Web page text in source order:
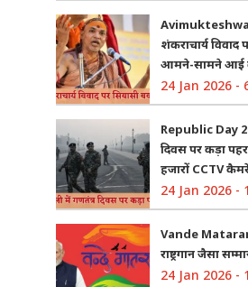
शंकराचार्य विवाद
आमने-सामने आई
24 Jan 2026 -
Republic Day
दिवस पर कड़ा
हजारों CCTV
24 Jan 2026 -
Vande
राष्ट्रगान जैसा
24 Jan 2026 -